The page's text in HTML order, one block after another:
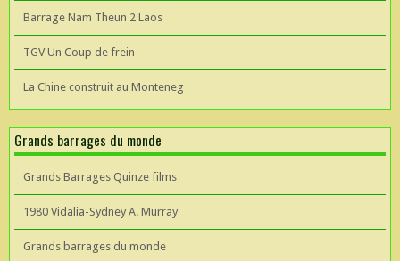
Barrage Nam Theun 2 Laos
TGV Un Coup de frein
La Chine construit au Monteneg
Grands barrages du monde
Grands Barrages Quinze films
1980 Vidalia-Sydney A. Murray
Grands barrages du monde